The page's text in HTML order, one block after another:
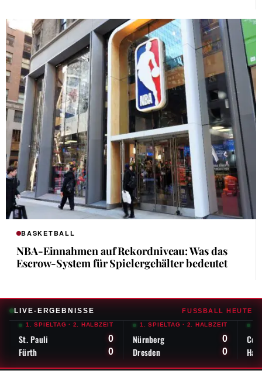
BASKETBALL
NBA-Einnahmen auf Rekordniveau: Was das
Escrow-System für Spielergehälter bedeutet
LIVE-ERGEBNISSE FUSSBALL HEUTE
1. SPIELTAG · 2. HALBZEIT
St. Pauli 0
Fürth 0
1. SPIELTAG · 2. HALBZEIT
Nürnberg 0
Dresden 0